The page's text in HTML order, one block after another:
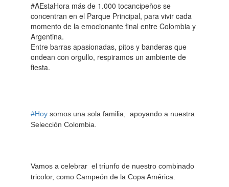
#AEstaHora más de 1.000 tocancipeños se
concentran en el Parque Principal, para vivir cada
momento de la emocionante final entre Colombia y
Argentina.
Entre barras apasionadas, pitos y banderas que
ondean con orgullo, respiramos un ambiente de
fiesta.
#Hoy somos una sola familia, apoyando a nuestra
Selección Colombia.
Vamos a celebrar el triunfo de nuestro combinado
tricolor, como Campeón de la Copa América.